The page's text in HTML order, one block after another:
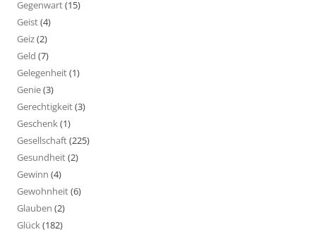
Gegenwart(15)
Geist(4)
Geiz(2)
Geld (7)
Gelegenheit(1)
Genie(3)
Gerechtigkeit(3)
Geschenk(1)
Gesellschaft(225)
Gesundheit(2)
Gewinn (4)
Gewohnheit(6)
Glauben (2)
Glück(182)